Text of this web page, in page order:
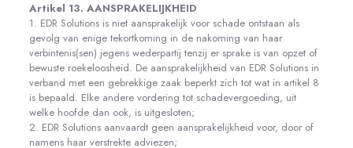
Artikel 13. AANSPRAKELIJKHEID
1. EDR Solutions is niet aansprakelijk voor schade ontstaan als
gevolg van enige tekortkoming in de nakoming van haar
verbintenis(sen) jegens wederpartij tenzij er sprake is van opzet of
bewuste roekeloosheid. De aansprakelijkheid van EDR Solutions in
verband met een gebrekkige zaak beperkt zich tot wat in artikel 8
is bepaald. Elke andere vordering tot schadevergoeding, uit
welke hoofde dan ook, is uitgesloten;
2. EDR Solutions aanvaardt geen aansprakelijkheid voor, door of
namens haar verstrekte adviezen;